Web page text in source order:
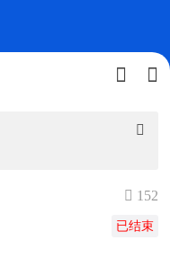
 

 152
已结束